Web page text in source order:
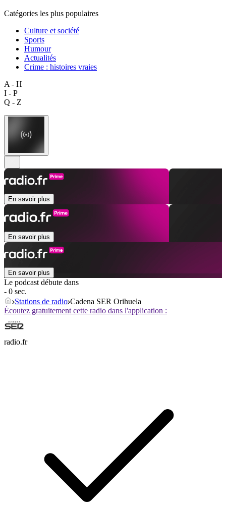
Catégories les plus populaires
Culture et société
Sports
Humour
Actualités
Crime : histoires vraies
A - H
I - P
Q - Z
En savoir plus
En savoir plus
En savoir plus
Le podcast débute dans
- 0 sec.
Stations de radio Cadena SER Orihuela
Écoutez gratuitement cette radio dans l'application :
radio.fr